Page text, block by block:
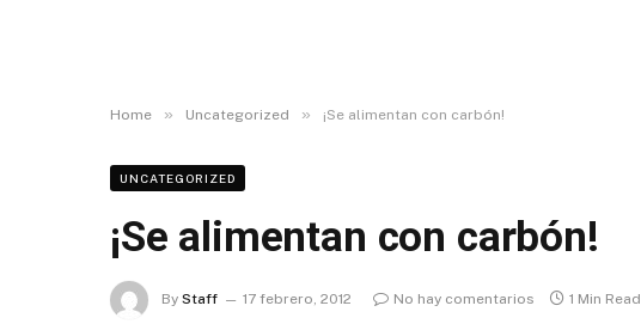
Home » Uncategorized » ¡Se alimentan con carbón!
UNCATEGORIZED
¡Se alimentan con carbón!
By Staff 17 febrero, 2012 No hay comentarios 1 Min Read